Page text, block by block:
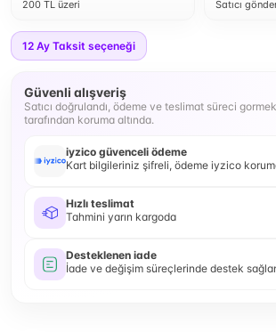
200 TL üzeri Satıcı
12 Ay Taksit seçeneği
Güvenli alışveriş
Satıcı doğrulandı, ödeme ve teslimat süreci
tarafından koruma altında.
iyzico güvenceli ödeme
Kart bilgileriniz şifreli, ödeme iyzico
Hızlı teslimat
Tahmini yarın kargoda
Desteklenen iade
İade ve değişim süreçlerinde destek